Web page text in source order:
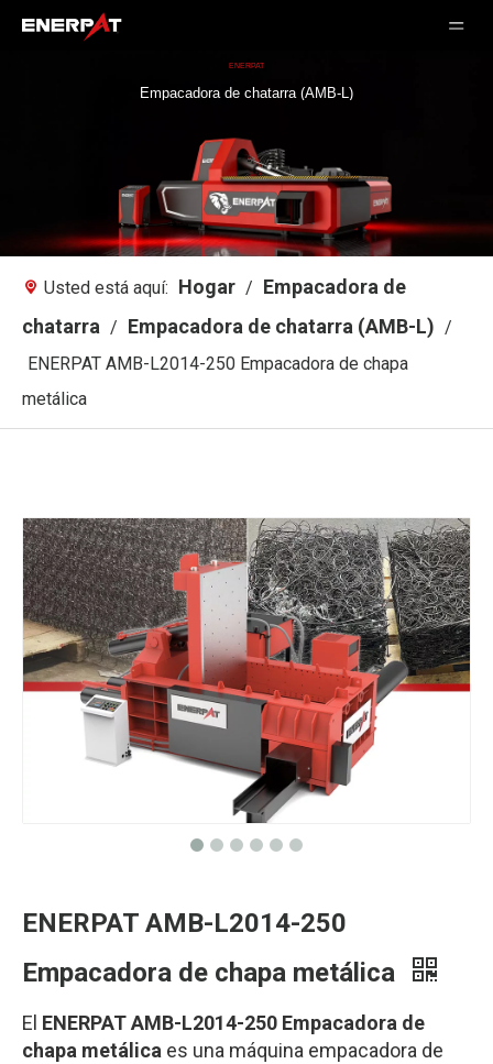
ENERPAT
Empacadora de chatarra (AMB-L)
Usted está aquí: Hogar / Empacadora de
chatarra / Empacadora de chatarra (AMB-L) /
ENERPAT AMB-L2014-250 Empacadora de chapa
metálica
ENERPAT AMB-L2014-250
Empacadora de chapa metálica
El ENERPAT AMB-L2014-250 Empacadora de
chapa metálica es una máquina empacadora de